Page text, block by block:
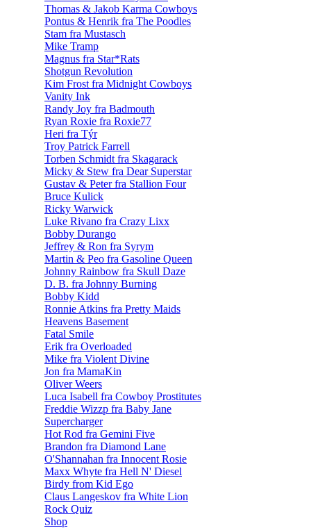
Thomas & Jakob Karma Cowboys
Pontus & Henrik fra The Poodles
Stam fra Mustasch
Mike Tramp
Magnus fra Star*Rats
Shotgun Revolution
Kim Frost fra Midnight Cowboys
Vanity Ink
Randy Joy fra Badmouth
Ryan Roxie fra Roxie77
Heri fra Týr
Troy Patrick Farrell
Torben Schmidt fra Skagarack
Micky & Stew fra Dear Superstar
Gustav & Peter fra Stallion Four
Bruce Kulick
Ricky Warwick
Luke Rivano fra Crazy Lixx
Bobby Durango
Jeffrey & Ron fra Syrym
Martin & Peo fra Gasoline Queen
Johnny Rainbow fra Skull Daze
D. B. fra Johnny Burning
Bobby Kidd
Ronnie Atkins fra Pretty Maids
Heavens Basement
Fatal Smile
Erik fra Overloaded
Mike fra Violent Divine
Jon fra MamaKin
Oliver Weers
Luca Isabell fra Cowboy Prostitutes
Freddie Wizzp fra Baby Jane
Supercharger
Hot Rod fra Gemini Five
Brandon fra Diamond Lane
O'Shannahan fra Innocent Rosie
Maxx Whyte fra Hell N' Diesel
Birdy from Kid Ego
Claus Langeskov fra White Lion
Rock Quiz
Shop